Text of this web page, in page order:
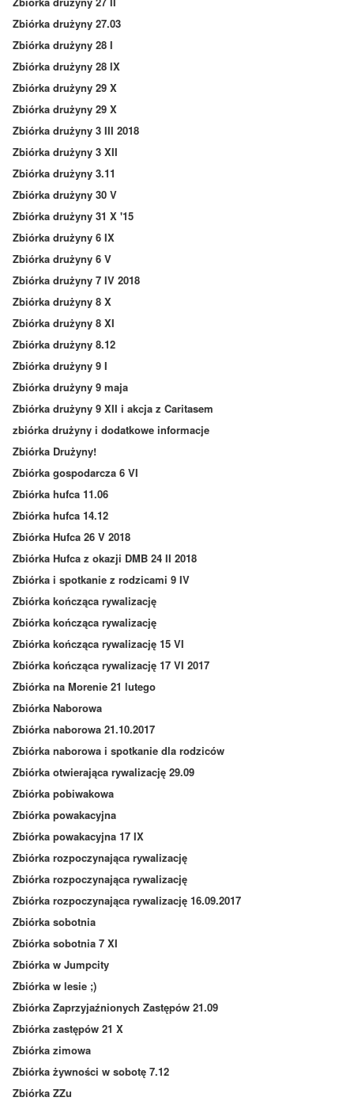
Zbiórka drużyny 27.03
Zbiórka drużyny 28 I
Zbiórka drużyny 28 IX
Zbiórka drużyny 29 X
Zbiórka drużyny 29 X
Zbiórka drużyny 3 III 2018
Zbiórka drużyny 3 XII
Zbiórka drużyny 3.11
Zbiórka drużyny 30 V
Zbiórka drużyny 31 X '15
Zbiórka drużyny 6 IX
Zbiórka drużyny 6 V
Zbiórka drużyny 7 IV 2018
Zbiórka drużyny 8 X
Zbiórka drużyny 8 XI
Zbiórka drużyny 8.12
Zbiórka drużyny 9 I
Zbiórka drużyny 9 maja
Zbiórka drużyny 9 XII i akcja z Caritasem
zbiórka drużyny i dodatkowe informacje
Zbiórka Drużyny!
Zbiórka gospodarcza 6 VI
Zbiórka hufca 11.06
Zbiórka hufca 14.12
Zbiórka Hufca 26 V 2018
Zbiórka Hufca z okazji DMB 24 II 2018
Zbiórka i spotkanie z rodzicami 9 IV
Zbiórka kończąca rywalizację
Zbiórka kończąca rywalizację
Zbiórka kończąca rywalizację 15 VI
Zbiórka kończąca rywalizację 17 VI 2017
Zbiórka na Morenie 21 lutego
Zbiórka Naborowa
Zbiórka naborowa 21.10.2017
Zbiórka naborowa i spotkanie dla rodziców
Zbiórka otwierająca rywalizację 29.09
Zbiórka pobiwakowa
Zbiórka powakacyjna
Zbiórka powakacyjna 17 IX
Zbiórka rozpoczynająca rywalizację
Zbiórka rozpoczynająca rywalizację
Zbiórka rozpoczynająca rywalizację 16.09.2017
Zbiórka sobotnia
Zbiórka sobotnia 7 XI
Zbiórka w Jumpcity
Zbiórka w lesie ;)
Zbiórka Zaprzyjaźnionych Zastępów 21.09
Zbiórka zastępów 21 X
Zbiórka zimowa
Zbiórka żywności w sobotę 7.12
Zbiórka ZZu